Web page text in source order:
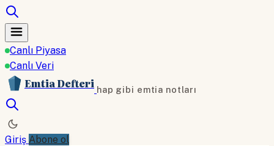
Canlı Piyasa
Canlı Veri
Emtia Defteri hap gibi emtia notları
Giriş Abone ol